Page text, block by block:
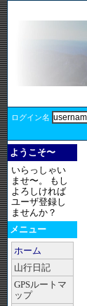
ログイン名
ようこそ〜
いらっしゃい
ませ〜。 もし
よろしければ
ユーザ登録し
ませんか？
メニュー
ホーム
山行日記
GPSルートマ
ップ